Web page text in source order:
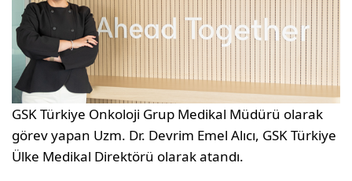
GSK Türkiye Onkoloji Grup Medikal Müdürü olarak
görev yapan Uzm. Dr. Devrim Emel Alıcı, GSK Türkiye
Ülke Medikal Direktörü olarak atandı.